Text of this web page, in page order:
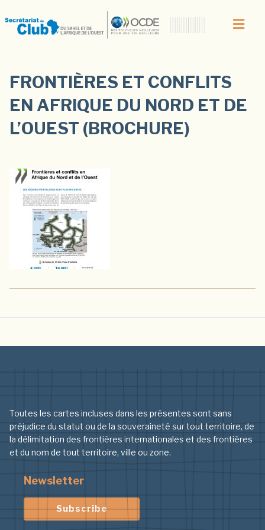
FRONTIÈRES ET CONFLITS
EN AFRIQUE DU NORD ET DE
L’OUEST (BROCHURE)
Toutes les cartes incluses dans les présentes sont sans
préjudice du statut ou de la souveraineté sur tout territoire, de
la délimitation des frontières internationales et des frontières
et du nom de tout territoire, ville ou zone.
Newsletter
Subscribe